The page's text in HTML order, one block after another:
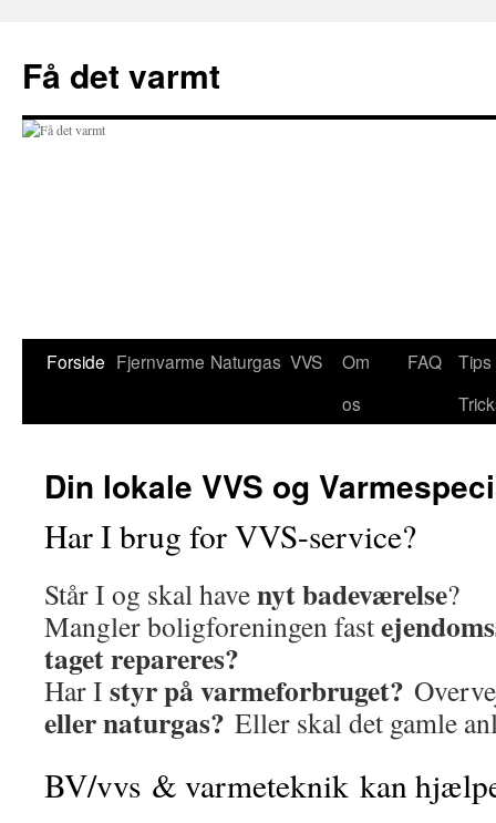
indhold
Få det varmt
Forside Fjernvarme Naturgas VVS
Om
os
FAQ
Tips
Din lokale VVS og
Har I brug for VVS-service?
Står I og skal havenyt badeværelse?
Mangler boligforeningen fast
taget repareres?
Har I styr på varmeforbruget?
eller naturgas? Eller skal det gamle
BV/vvs & varmeteknik kan